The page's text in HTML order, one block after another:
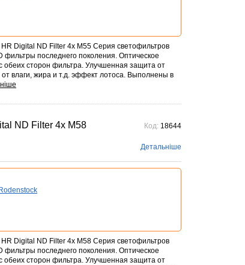
Digital ND Filter 4x M55 Серия светофильтров
последнего поколения. Оптическое
обеих сторон фильтра. Улучшенная защита от
влаги, жира и т.д. эффект лотоса. Выполнены в
ND Filter 4x M58 Код: 18644
Детальніше
Digital ND Filter 4x M58 Серия светофильтров
последнего поколения. Оптическое
обеих сторон фильтра. Улучшенная защита от